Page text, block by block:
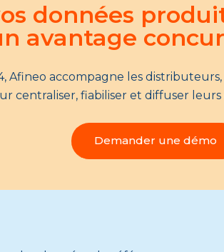
données
avantage
Afineo accompagne les
centraliser, fiabiliser et diffuser
Demander une démo